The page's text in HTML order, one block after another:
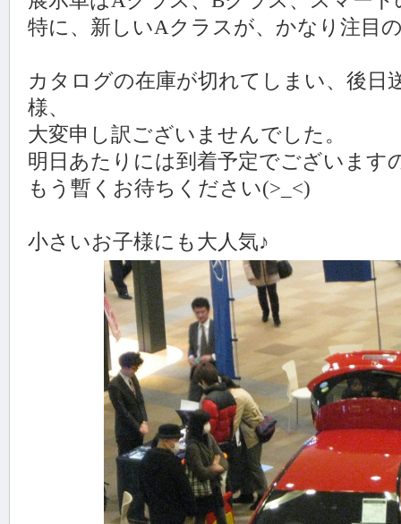
特に、新しいAクラスが、かなり注目
カタログの在庫が切れてしまい、後日
様、
大変申し訳ございませんでした。
明日あたりには到着予定でございます
もう暫くお待ちください(>_<)
小さいお子様にも大人気♪